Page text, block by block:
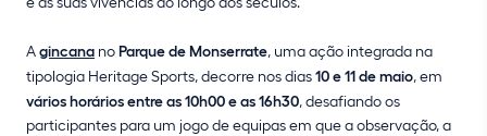
Agincana noParque de Monserrate, uma ação integrada na
tipologia Heritage Sports, decorre nos dias10 e 11 de maio, em
vários horários entre as 10h00 e as 16h30, desafiando os
participantes para um jogo de equipas em que a observação, a